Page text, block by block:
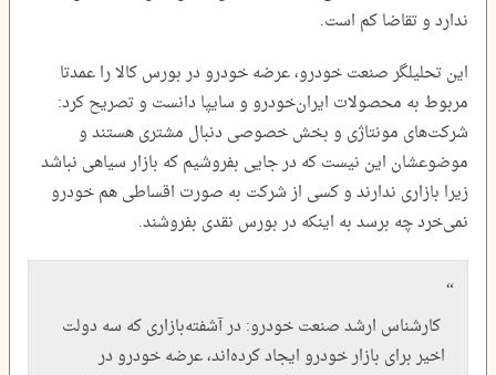
ندارد و تقاضا کم است.
این تحلیلگر صنعت خودرو، عرضه خودرو در بورس کالا را عمدتا
مربوط به محصولات ایران‌خودرو و سایپا دانست و تصریح کرد:
شرکت‌های مونتاژی و بخش خصوصی دنبال مشتری هستند و
موضوعشان این نیست که در جایی بفروشیم که بازار سیاهی نباشد
زیرا بازاری ندارند و کسی از شرکت به صورت اقساطی هم خودرو
نمی‌خرد چه برسد به اینکه در بورس نقدی بفروشند.
کارشناس ارشد صنعت خودرو: در آشفته‌بازاری که سه دولت
اخیر برای بازار خودرو ایجاد کرده‌اند، عرضه خودرو در